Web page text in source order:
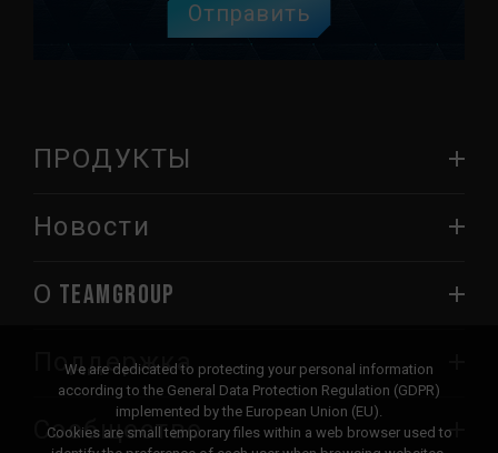
Отправить
ПРОДУКТЫ
Новости
О TEAMGROUP
Поддержка
Сообщество
We are dedicated to protecting your personal information
according to the General Data Protection Regulation (GDPR)
implemented by the European Union (EU).
Cookies are small temporary files within a web browser used to